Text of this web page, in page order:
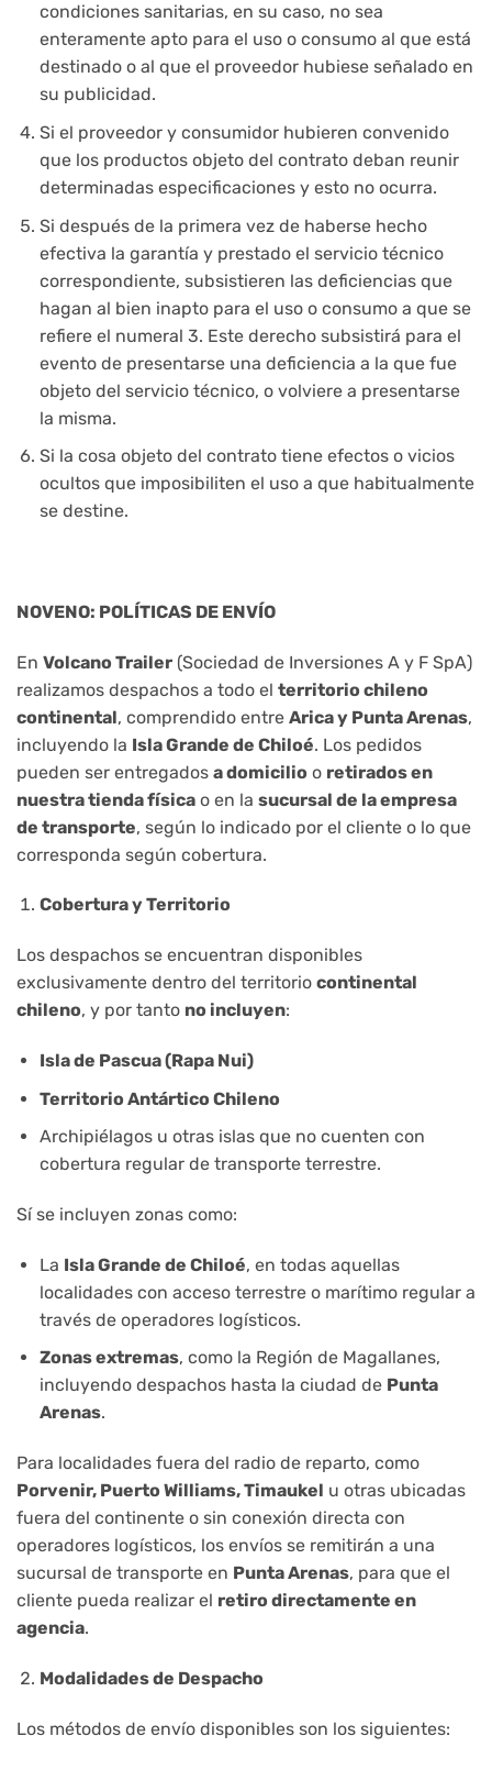
condiciones sanitarias, en su caso, no sea
enteramente apto para el uso o consumo al que está
destinado o al que el proveedor hubiese señalado en
su publicidad.
Si el proveedor y consumidor hubieren convenido
que los productos objeto del contrato deban reunir
determinadas especificaciones y esto no ocurra.
Si después de la primera vez de haberse hecho
efectiva la garantía y prestado el servicio técnico
correspondiente, subsistieren las deficiencias que
hagan al bien inapto para el uso o consumo a que se
refiere el numeral 3. Este derecho subsistirá para el
evento de presentarse una deficiencia a la que fue
objeto del servicio técnico, o volviere a presentarse
la misma.
Si la cosa objeto del contrato tiene efectos o vicios
ocultos que imposibiliten el uso a que habitualmente
se destine.
NOVENO: POLÍTICAS DE ENVÍO
En Volcano Trailer (Sociedad de Inversiones A y F SpA)
realizamos despachos a todo el territorio chileno
continental, comprendido entre Arica y Punta Arenas,
incluyendo la Isla Grande de Chiloé. Los pedidos
pueden ser entregados a domicilio o retirados en
nuestra tienda física o en la sucursal de la empresa
de transporte, según lo indicado por el cliente o lo que
corresponda según cobertura.
Cobertura y Territorio
Los despachos se encuentran disponibles
exclusivamente dentro del territorio continental
chileno, y por tanto no incluyen:
Isla de Pascua (Rapa Nui)
Territorio Antártico Chileno
Archipiélagos u otras islas que no cuenten con
cobertura regular de transporte terrestre.
Sí se incluyen zonas como:
La Isla Grande de Chiloé, en todas aquellas
localidades con acceso terrestre o marítimo regular a
través de operadores logísticos.
Zonas extremas, como la Región de Magallanes,
incluyendo despachos hasta la ciudad de Punta
Arenas.
Para localidades fuera del radio de reparto, como
Porvenir, Puerto Williams, Timaukel u otras ubicadas
fuera del continente o sin conexión directa con
operadores logísticos, los envíos se remitirán a una
sucursal de transporte en Punta Arenas, para que el
cliente pueda realizar el retiro directamente en
agencia.
Modalidades de Despacho
Los métodos de envío disponibles son los siguientes: